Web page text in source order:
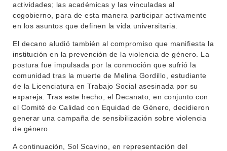
INSTITUCIONAL
DEPARTAMENTOS
ENSEÑANZA
BEDELÍA
EVA FCS
actividades; las académicas y las vinculadas al
cogobierno, para de esta manera participar activamente
en los asuntos que definen la vida universitaria.
El decano aludió también al compromiso que manifiesta la
institución en la prevención de la violencia de género. La
postura fue impulsada por la conmoción que sufrió la
comunidad tras la muerte de Melina Gordillo, estudiante
de la Licenciatura en Trabajo Social asesinada por su
expareja. Tras este hecho, el Decanato, en conjunto con
el Comité de Calidad con Equidad de Género, decidieron
generar una campaña de sensibilización sobre violencia
de género.
A continuación, Sol Scavino, en representación del